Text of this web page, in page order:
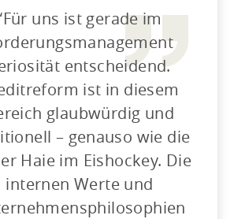
Für uns ist gerade im
entscheidend.
ist in diesem
glaubwürdig und
– genauso wie die
Haie im Eishockey. Die
internen Werte und